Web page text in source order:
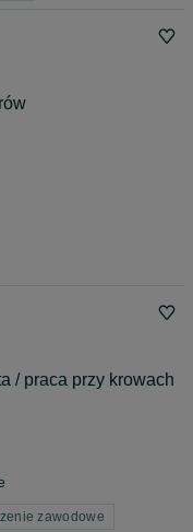
/ praca przy krowach
zawodowe